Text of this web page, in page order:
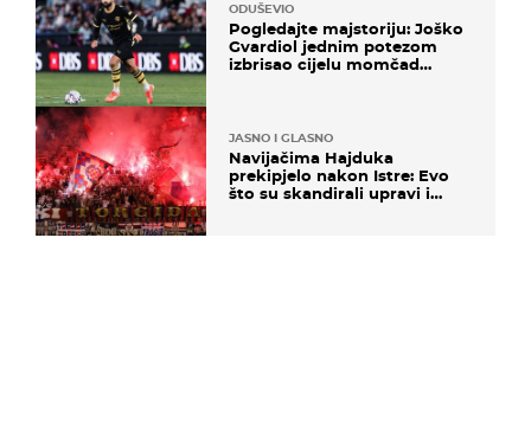
ODUŠEVIO
Pogledajte majstoriju: Joško
Gvardiol jednim potezom
izbrisao cijelu momčad
JASNO I GLASNO
Navijačima Hajduka
prekipjelo nakon Istre: Evo
što su skandirali upravi i